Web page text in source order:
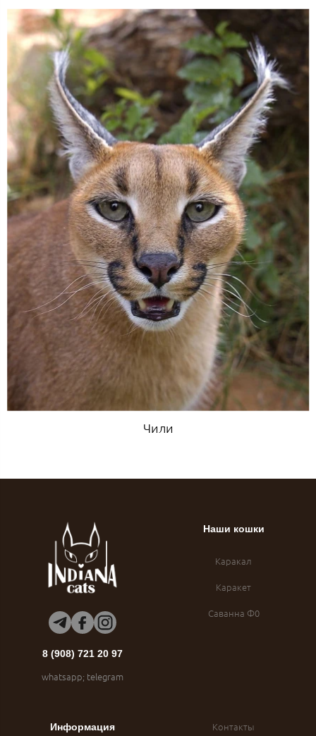
Чили
8 (908) 721 20 97
whatsapp; telegram
Наши кошки
Каракал
Каракет
Саванна Ф0
Информация Контакты